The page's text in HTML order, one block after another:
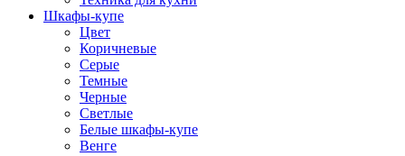
Шкафы-купе
Цвет
Коричневые
Серые
Темные
Черные
Светлые
Белые шкафы-купе
Венге